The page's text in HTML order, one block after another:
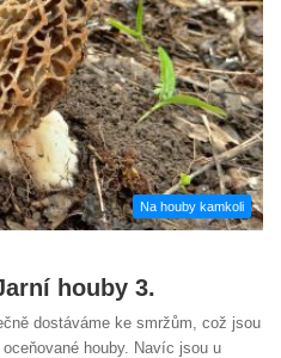
Na houby kamkoli
houby 3.
dostáváme ke smržům, což jsou
houby. Navíc jsou u